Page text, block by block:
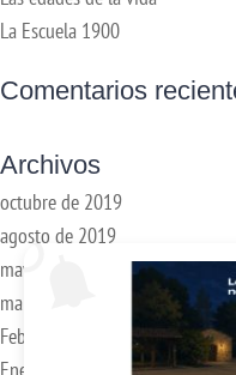
La Escuela 1900
Comentarios
Archivos
octubre de 2019
agosto de 2019
mayo de 2019
marzo de 2018
Febrero de 2018